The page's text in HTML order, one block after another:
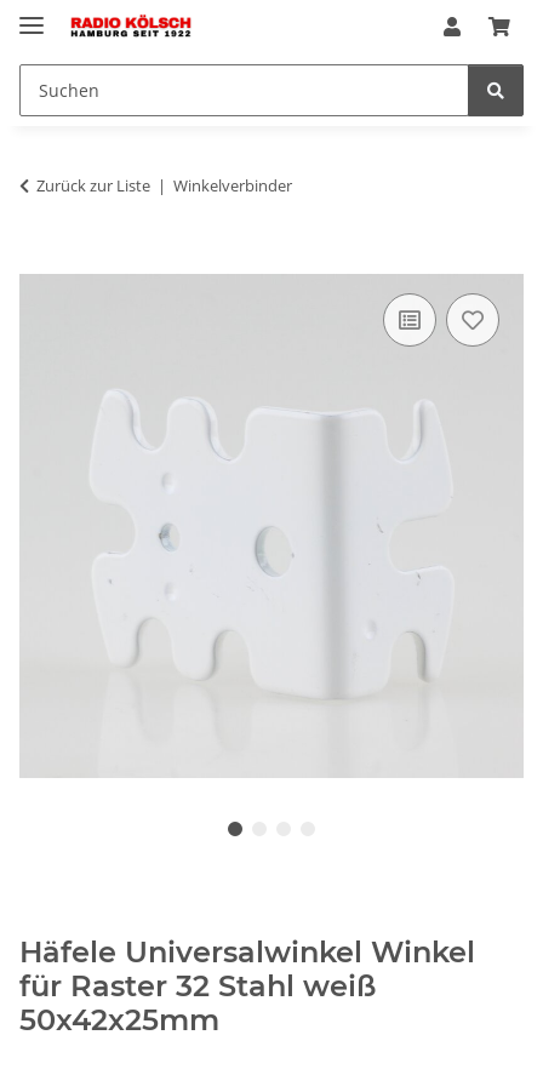
Zurück zur Liste Winkelverbinder
Häfele Universalwinkel Winkel
für Raster 32 Stahl weiß
50x42x25mm